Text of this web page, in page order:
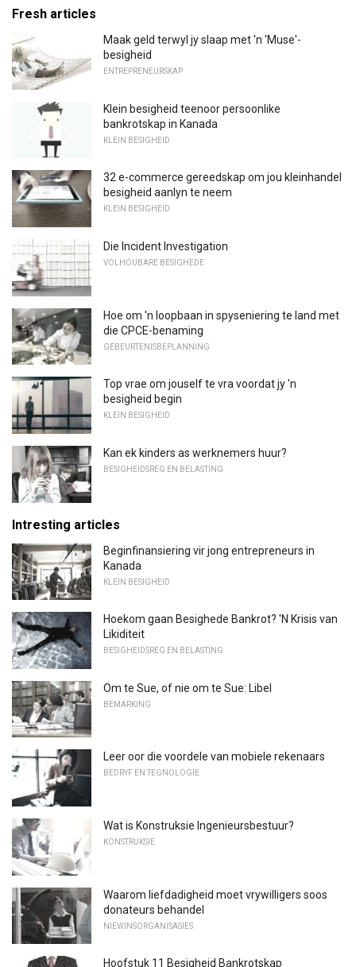
Fresh articles
Maak geld terwyl jy slaap met 'n 'Muse'-
besigheid
ENTREPRENEURSKAP
Klein besigheid teenoor persoonlike
bankrotskap in Kanada
KLEIN BESIGHEID
32 e-commerce gereedskap om jou kleinhandel
besigheid aanlyn te neem
KLEIN BESIGHEID
Die Incident Investigation
VOLHOUBARE BESIGHEDE
Hoe om 'n loopbaan in spyseniering te land met
die CPCE-benaming
GEBEURTENISBEPLANNING
Top vrae om jouself te vra voordat jy 'n
besigheid begin
KLEIN BESIGHEID
Kan ek kinders as werknemers huur?
BESIGHEIDSREG EN BELASTING
Intresting articles
Beginfinansiering vir jong entrepreneurs in
Kanada
KLEIN BESIGHEID
Hoekom gaan Besighede Bankrot? 'N Krisis van
Likiditeit
BESIGHEIDSREG EN BELASTING
Om te Sue, of nie om te Sue: Libel
BEMARKING
Leer oor die voordele van mobiele rekenaars
BEDRYF EN TEGNOLOGIE
Wat is Konstruksie Ingenieursbestuur?
KONSTRUKSIE
Waarom liefdadigheid moet vrywilligers soos
donateurs behandel
NIEWINSORGANISASIES
Hoofstuk 11 Besigheid Bankrotskap